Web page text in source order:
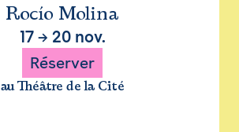
Rocío Molina
17→ 20 nov.
Réserver
au Théâtre de la Cité